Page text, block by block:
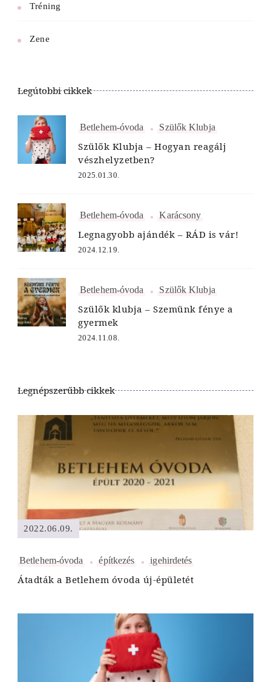
Tréning
Zene
Legútobbi cikkek
Betlehem-óvoda Szülők Klubja
Szülők Klubja – Hogyan reagálj
vészhelyzetben?
2025.01.30.
Betlehem-óvoda Karácsony
Legnagyobb ajándék – RÁD is vár!
2024.12.19.
Betlehem-óvoda Szülők Klubja
Szülők klubja – Szemünk fénye a
gyermek
2024.11.08.
Legnépszerűbb cikkek
Betlehem-óvoda építkezés igehirdetés
Átadták a Betlehem óvoda új-épületét
2022.06.09.